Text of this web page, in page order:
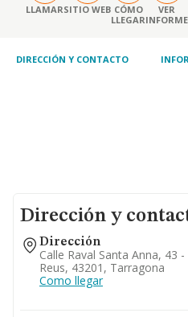
LLAMARSITIO WEB CÓMO
LLEGAR
VER
INFORME
DIRECCIÓN Y CONTACTO
Dirección y
Dirección
Calle Raval Santa Anna, 43
Reus, 43201, Tarragona
Como llegar